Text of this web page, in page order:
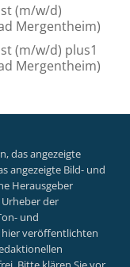
(m/w/d)
Mergentheim)
(m/w/d) plus1
Mergentheim)
das angezeigte
angezeigte Bild- und
Herausgeber
der
und
veröffentlichten